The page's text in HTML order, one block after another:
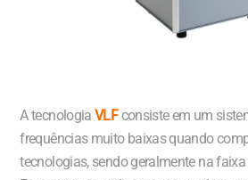
A tecnologiaVLFconsiste em um
frequências muito baixas quando
tecnologias, sendo geralmente na